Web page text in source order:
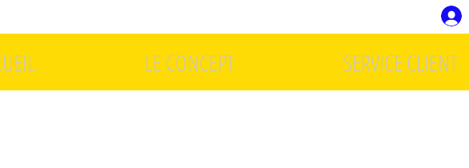
LE CONCEPT SERVICE CLIENT